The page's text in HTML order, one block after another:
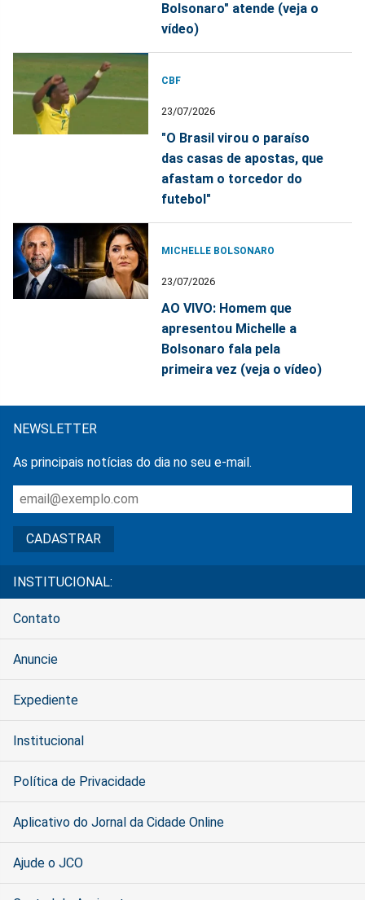
Bolsonaro" atende (veja o
vídeo)
CBF
23/07/2026
"O Brasil virou o paraíso
das casas de apostas, que
afastam o torcedor do
futebol"
MICHELLE BOLSONARO
23/07/2026
AO VIVO: Homem que
apresentou Michelle a
Bolsonaro fala pela
primeira vez (veja o vídeo)
NEWSLETTER
As principais notícias do dia no seu e-mail.
INSTITUCIONAL:
Contato
Anuncie
Expediente
Institucional
Política de Privacidade
Aplicativo do Jornal da Cidade Online
Ajude o JCO